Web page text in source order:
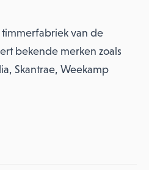
van de
bekende merken zoals
Skantrae, Weekamp